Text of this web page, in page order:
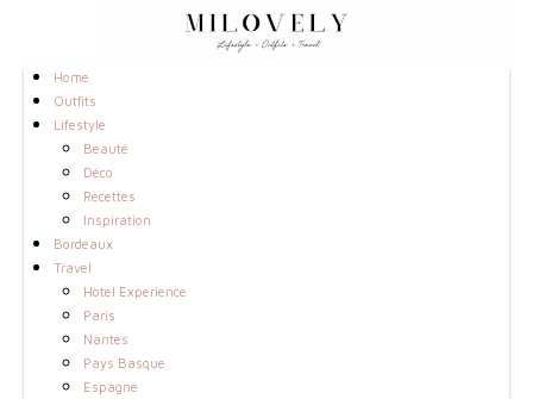
Home
Outfits
Lifestyle
Beauté
Déco
Recettes
Inspiration
Bordeaux
Travel
Hotel Experience
Paris
Nantes
Pays Basque
Espagne